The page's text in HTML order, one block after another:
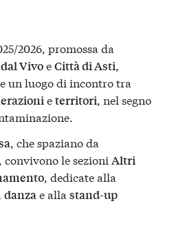
2026, promossa da
VivoeCittà di Asti
un luogo di incontro tra
eterritori , nel segno
, che spaziano da
, convivono le sezioni Altri
, dedicate alla
danzae alla stand-up